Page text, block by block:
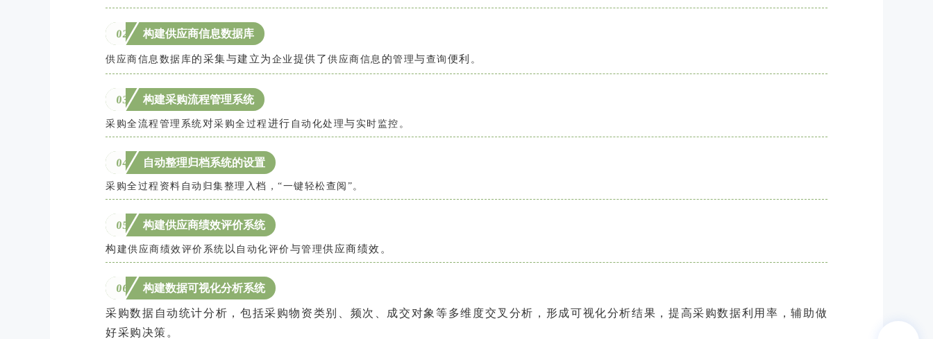
02 构建供应商信息数据库
供应商信息数据库的采集与建 立为 企业 提供了 供应商信息 的管理与查询 便利 。
03 构建采购流程管理系统
采购全流程管理系统对采购全过程 进行 自动化处理与 实时监控。
04 自动整理归档系统的设置
采购全过程资料自动归集整理入档，“一键轻松查阅”。
05 构建供应商绩效评价系统
构 建供应商绩效评价系统 以 自动化评价 与管理供应商绩效。
06 构建数据可视化分析系统
采购数据自动统计分析，包括采购物资类别、频次、成交对象等多维度交叉分析，形成可视化分析结果，提高采购数据利用率，辅助做
好采购决策。